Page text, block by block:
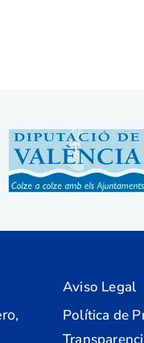
Aviso Legal
Política de